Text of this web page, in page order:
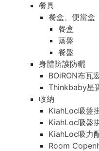
餐具
餐盒、便當盒
餐盒
蒸盤
餐盤
身體防護防曬
BOiRON布瓦
Thinkbaby星
收納
KiahLoc吸盤
KiahLoc吸盤
KiahLoc吸力
Room